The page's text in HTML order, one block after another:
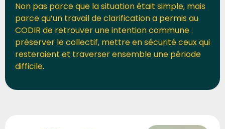
Non pas parce que la situation était simple, mais
parce qu’un travail de clarification a permis au
CODIR de retrouver une intention commune :
préserver le collectif, mettre en sécurité ceux qui
resteraient et traverser ensemble une période
difficile.